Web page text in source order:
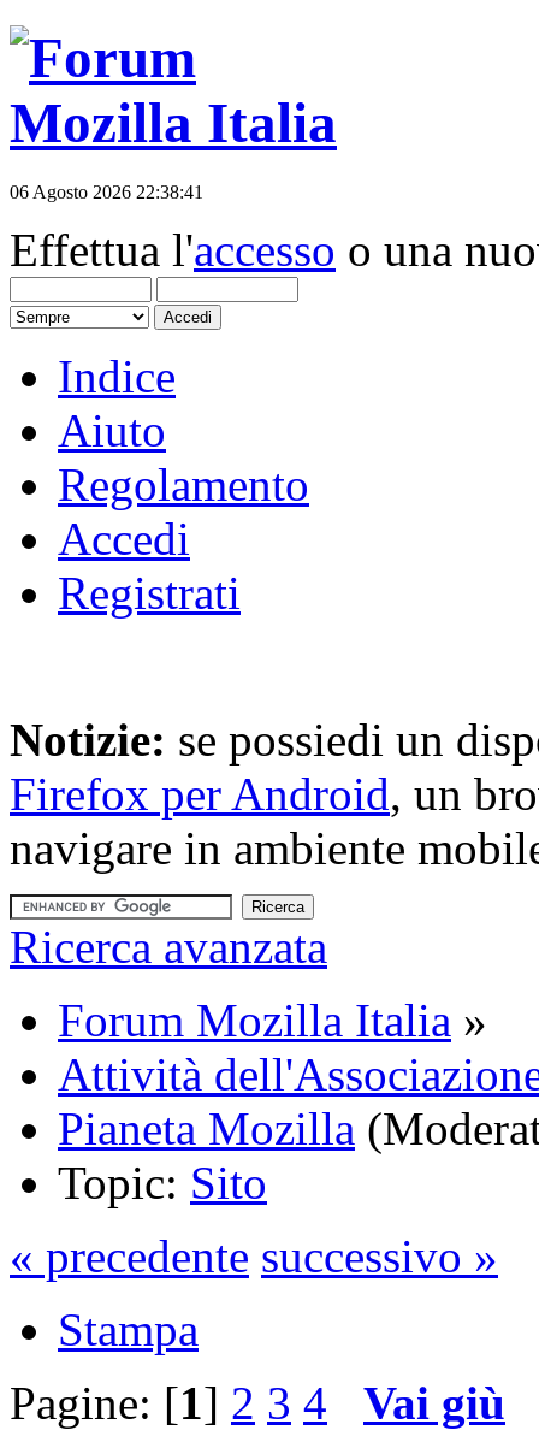
06 Agosto 2026 22:38:41
Effettua l'accesso o una
Indice
Aiuto
Regolamento
Accedi
Registrati
Notizie: se possiedi un
Firefox per Android, un
navigare in ambiente
Ricerca avanzata
Forum Mozilla Italia »
Attività
Pianeta Mozilla
Topic: Sito
« precedente successivo »
Stampa
Pagine: [1] 2 3 4 Vai giù